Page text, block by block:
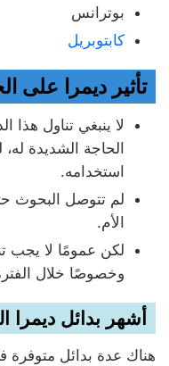
بوترانس
كابتوبريل
تأثير ديمرا على
لا ينبغي تناول هذا
الحاجة الشديدة
استخدامه.
لم تتوصل البحوث
الأم.
لكن عمومًا لا يجب
وخصوصًا خلال
أشهر بدائل ديمرا
هناك عدة بدائل متوفرة